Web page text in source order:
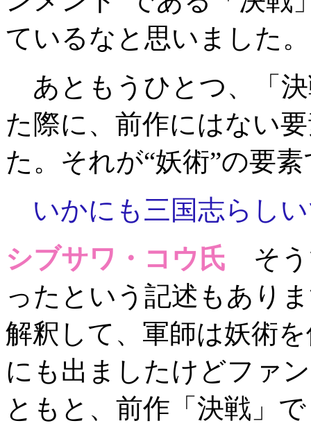
ているなと思いました。
あともうひとつ、「
た際に、前作にはない
た。それが“妖術”の要
いかにも三国志らし
シブサワ・コウ氏 そう
ったという記述もあり
解釈して、軍師は妖術
にも出ましたけどファ
ともと、前作「決戦」